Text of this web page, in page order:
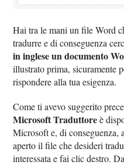
Hai tra le mani un file Word
tradurre e di conseguenza
in inglese un documento
illustrato prima, sicuramente
rispondere alla tua esigenza.
Come ti avevo suggerito
Microsoft Traduttoreè
Microsoft e, di conseguenza,
aperto il file che desideri
interessata e fai clic destro.